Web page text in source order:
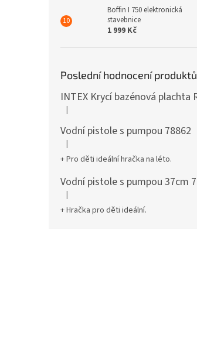
Boffin I 750 elektronická
stavebnice
1 999 Kč
Poslední hodnocení produktů
Hodnocení produktu je 5 z 5 hvězdiček.
|
Vodní pistole s pumpou 78862
Hodnocení produktu je 5 z 5 hvězdiček.
|
+ Pro děti ideální hračka na léto.
Hodnocení produktu je 5 z 5 hvězdiček.
|
+ Hračka pro děti ideální.